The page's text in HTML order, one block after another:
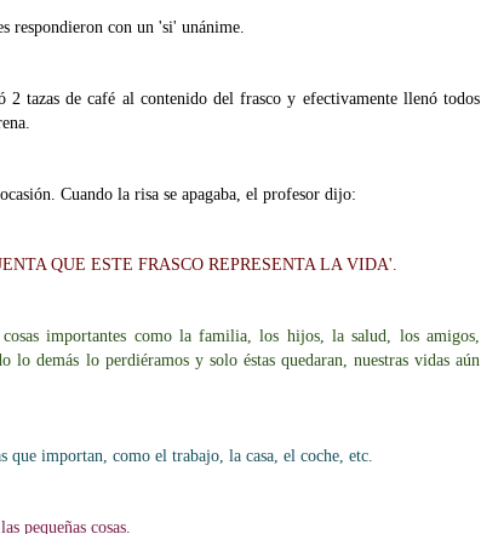
respondieron con un 'si' unánime.
2 tazas de café al contenido del frasco y efectivamente llenó todos
Cuando la risa se apagaba, el profesor dijo:
QUE ESTE FRASCO REPRESENTA LA VIDA'.
importantes como la familia, los hijos, la salud, los amigos,
lo demás lo perdiéramos y solo éstas quedaran, nuestras vidas aún
que importan, como el trabajo, la casa, el coche, etc.
pequeñas cosas.